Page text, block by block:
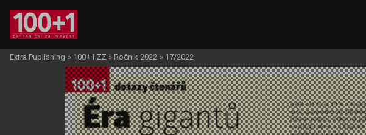
Extra Publishing » 100+1 ZZ » Ročník 2022 » 17/2022